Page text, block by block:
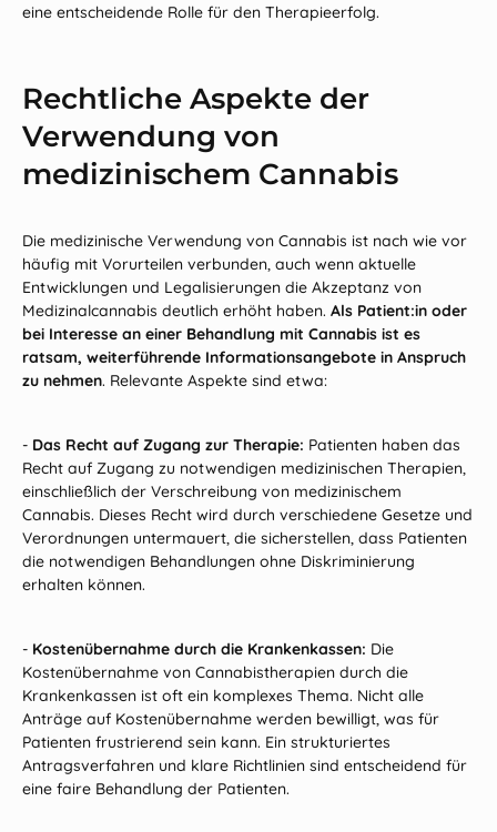
eine entscheidende Rolle für den Therapieerfolg.
Rechtliche Aspekte der
Verwendung von
medizinischem Cannabis
Die medizinische Verwendung von Cannabis ist nach wie vor
häufig mit Vorurteilen verbunden, auch wenn aktuelle
Entwicklungen und Legalisierungen die Akzeptanz von
Medizinalcannabis deutlich erhöht haben. Als Patient:in oder
bei Interesse an einer Behandlung mit Cannabis ist es
ratsam, weiterführende Informationsangebote in Anspruch
zu nehmen. Relevante Aspekte sind etwa:
- Das Recht auf Zugang zur Therapie: Patienten haben das
Recht auf Zugang zu notwendigen medizinischen Therapien,
einschließlich der Verschreibung von medizinischem
Cannabis. Dieses Recht wird durch verschiedene Gesetze und
Verordnungen untermauert, die sicherstellen, dass Patienten
die notwendigen Behandlungen ohne Diskriminierung
erhalten können.
- Kostenübernahme durch die Krankenkassen: Die
Kostenübernahme von Cannabistherapien durch die
Krankenkassen ist oft ein komplexes Thema. Nicht alle
Anträge auf Kostenübernahme werden bewilligt, was für
Patienten frustrierend sein kann. Ein strukturiertes
Antragsverfahren und klare Richtlinien sind entscheidend für
eine faire Behandlung der Patienten.